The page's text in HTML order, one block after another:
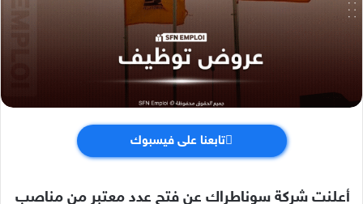
تابعنا على فيسبوك
أعلنت شركة سوناطراك عن فتح عدد معتبر من مناصب